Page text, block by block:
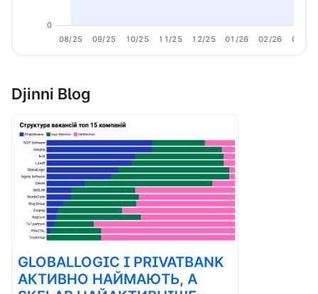
08/25 09/25 10/25 11/25 12/25 01/26 02/26 03/26
0
Djinni Blog
GLOBALLOGIC І PRIVATBANK
АКТИВНО НАЙМАЮТЬ, А